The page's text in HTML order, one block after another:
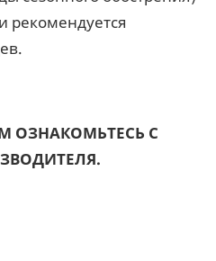
рекомендуется
ОЗНАКОМЬТЕСЬ С